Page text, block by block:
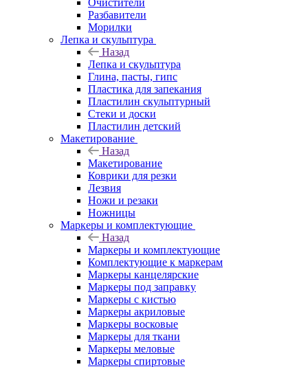
Очистители
Разбавители
Морилки
Лепка и скульптура
Назад
Лепка и скульптура
Глина, пасты, гипс
Пластика для запекания
Пластилин скульптурный
Стеки и доски
Пластилин детский
Макетирование
Назад
Макетирование
Коврики для резки
Лезвия
Ножи и резаки
Ножницы
Маркеры и комплектующие
Назад
Маркеры и комплектующие
Комплектующие к маркерам
Маркеры канцелярские
Маркеры под заправку
Маркеры с кистью
Маркеры акриловые
Маркеры восковые
Маркеры для ткани
Маркеры меловые
Маркеры спиртовые